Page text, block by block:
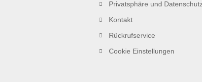
Privatsphäre und
Kontakt
Rückrufservice
Cookie Einstellungen